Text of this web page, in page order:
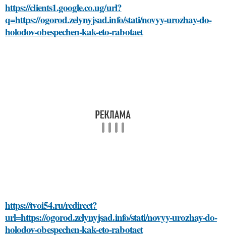
https://clients1.google.co.ug/url?
q=https://ogorod.zelynyjsad.info/stati/novyy-urozhay-do-
holodov-obespechen-kak-eto-rabotaet
https://tvoi54.ru/redirect?
url=https://ogorod.zelynyjsad.info/stati/novyy-urozhay-do-
holodov-obespechen-kak-eto-rabotaet